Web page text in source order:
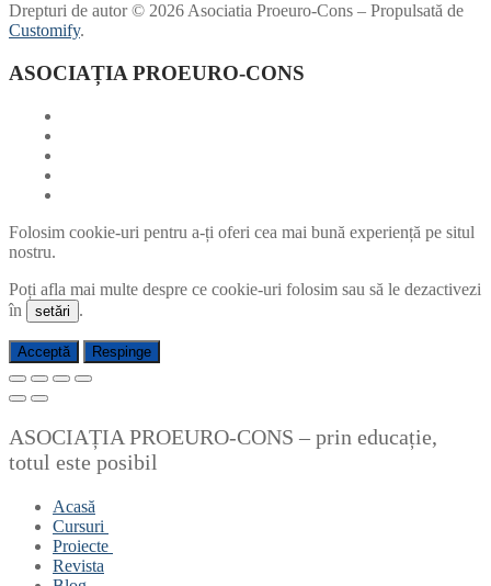
Drepturi de autor © 2026 Asociatia Proeuro-Cons – Propulsată de
Customify.
ASOCIAȚIA PROEURO-CONS
Folosim cookie-uri pentru a-ți oferi cea mai bună experiență pe situl
nostru.
Poți afla mai multe despre ce cookie-uri folosim sau să le dezactivezi
în
setări .
Acceptă Respinge
ASOCIAȚIA PROEURO-CONS – prin educație,
totul este posibil
Acasă
Cursuri
Acreditate de specialitate și Complementare
Finalizate
Proiecte
PNRR
Revista